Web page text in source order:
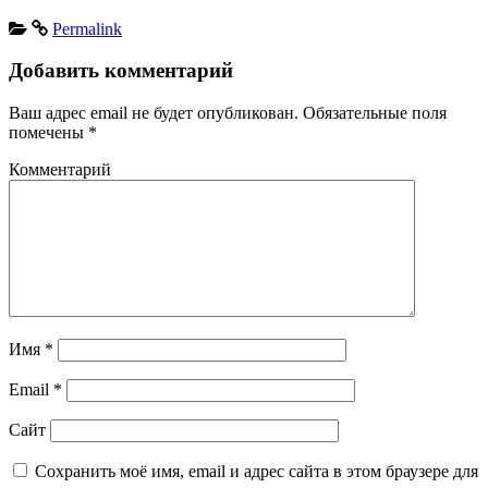
Permalink
Добавить комментарий
Ваш адрес email не будет опубликован. Обязательные поля
помечены *
Комментарий
Имя *
Email *
Сайт
Сохранить моё имя, email и адрес сайта в этом браузере для